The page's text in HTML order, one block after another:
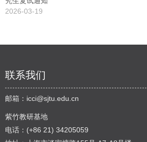
2026-03-19
联系我们
邮箱： icci@sjtu.edu.cn
紫竹教研基地
电话：(+86 21) 34205059